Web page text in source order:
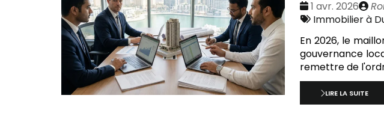
Date
:
1 avr. 2026
Tags
Immobilier à
En 2026, le
gouvernance
remettre de
LIRE LA SUITE